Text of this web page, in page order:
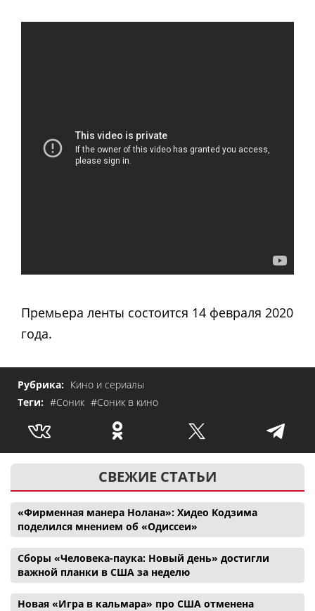
Премьера ленты состоится 14 февраля 2020
года.
Рубрика: Кино и сериалы
Теги: #Соник #Соник в кино
СВЕЖИЕ СТАТЬИ
«Фирменная манера Нолана»: Хидео Кодзима
поделился мнением об «Одиссеи»
Сборы «Человека-паука: Новый день» достигли
важной планки в США за неделю
Новая «Игра в кальмара» про США отменена